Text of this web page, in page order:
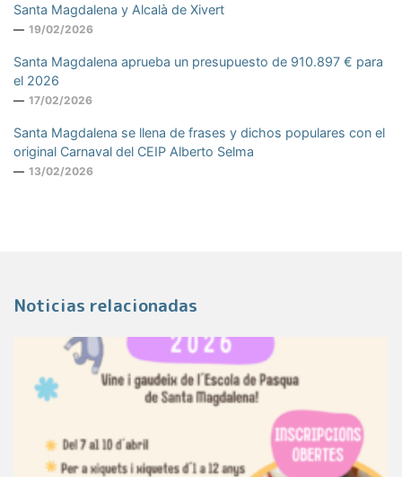
Santa Magdalena y Alcalà de Xivert
19/02/2026
Santa Magdalena aprueba un presupuesto de 910.897 € para
el 2026
17/02/2026
Santa Magdalena se llena de frases y dichos populares con el
original Carnaval del CEIP Alberto Selma
13/02/2026
Noticias relacionadas